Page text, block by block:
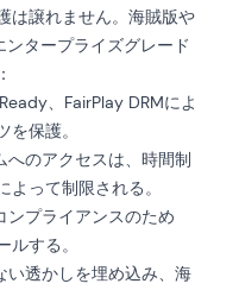
は譲れません。海賊版や
タープライズグレード
、FairPlay DRMによ
保護。
へのアクセスは、時間制
って制限される。
ンプライアンスのため
する。
い透かしを埋め込み、海